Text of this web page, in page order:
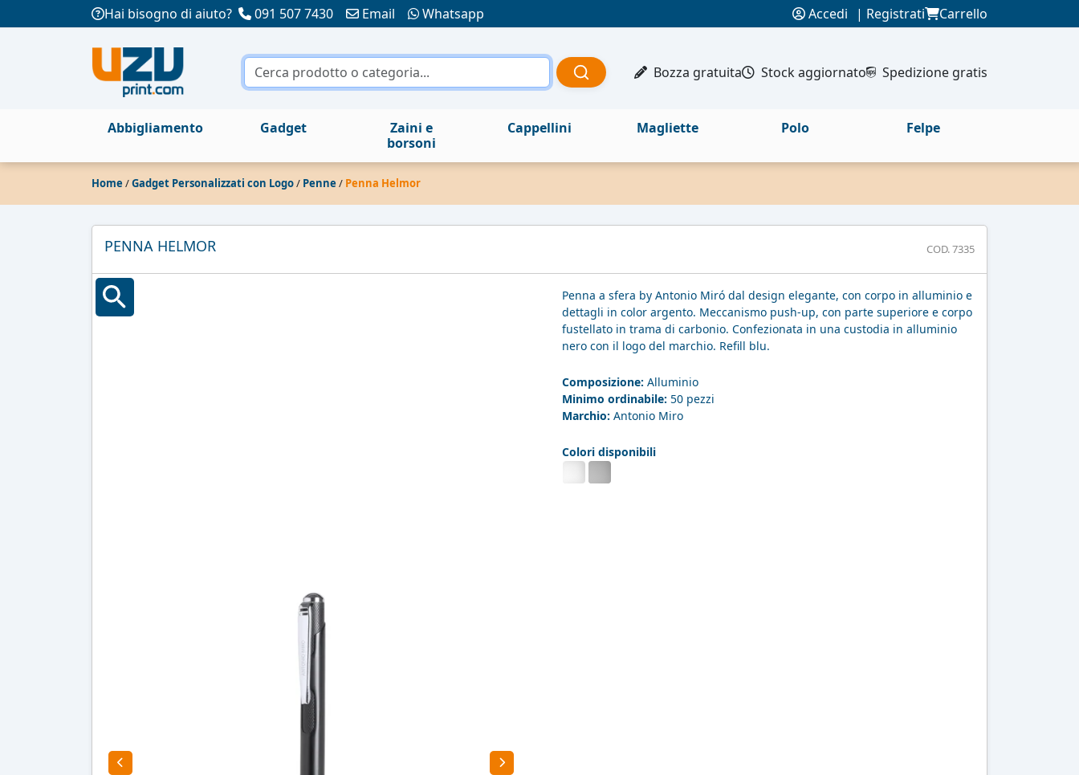
Hai bisogno di aiuto? 091 507 7430 Email Whatsapp Accedi | Registrati Carrello
Bozza gratuita Stock aggiornato Spedizione gratis
Abbigliamento Gadget
Zaini e
borsoni
Cappellini Magliette Polo Felpe
Home /Gadget Personalizzati con Logo/ Penne / Penna Helmor
PENNA HELMOR COD. 7335
Penna a sfera by Antonio Miró dal design elegante, con corpo in alluminio e
dettagli in color argento. Meccanismo push-up, con parte superiore e corpo
fustellato in trama di carbonio. Confezionata in una custodia in alluminio
nero con il logo del marchio. Refill blu.
Composizione: Alluminio
Minimo ordinabile: 50 pezzi
Marchio: Antonio Miro
Colori disponibili